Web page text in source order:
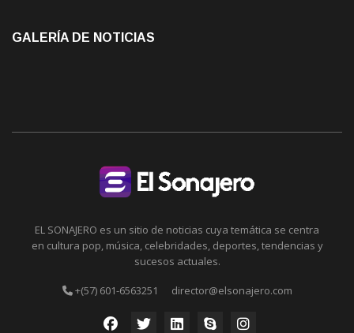
GALERÍA DE NOTICIAS
EL SONAJERO es un sitio de noticias cuya temática se centra
en cultura pop, música, celebridades, deportes, tendencias y
sucesos actuales.
+(57) 601-6563251 director@elsonajero.com